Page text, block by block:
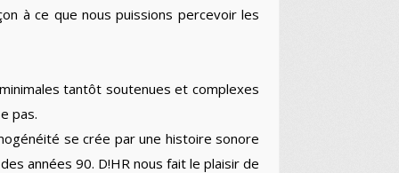
à ce que nous puissions percevoir les
tantôt soutenues et complexes
pas.
se crée par une histoire sonore
années 90. D!HR nous fait le plaisir de